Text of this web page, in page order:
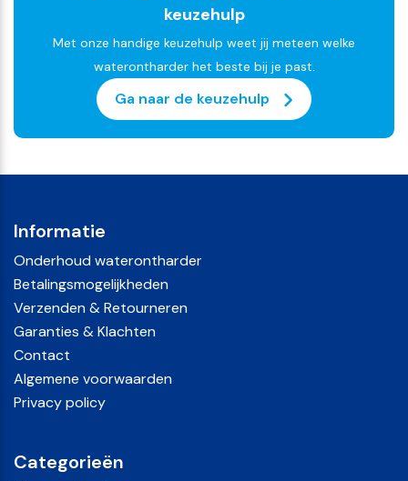
keuzehulp
Met onze handige keuzehulp weet jij meteen welke
waterontharder het beste bij je past.
Ga naar de keuzehulp
Informatie
Onderhoud waterontharder
Betalingsmogelijkheden
Verzenden & Retourneren
Garanties & Klachten
Contact
Algemene voorwaarden
Privacy policy
Categorieën